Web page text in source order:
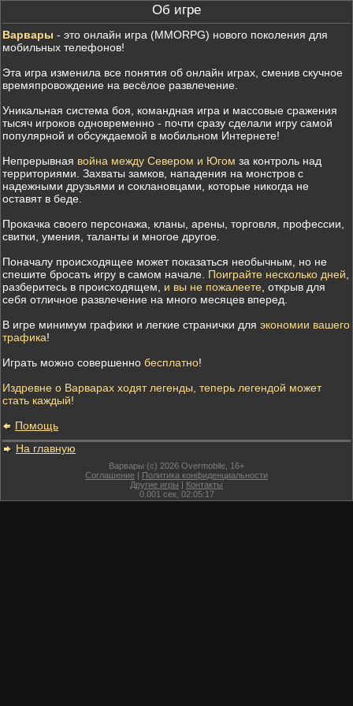
Об игре
Варвары - это онлайн игра (MMORPG) нового поколения для
мобильных телефонов!
Эта игра изменила все понятия об онлайн играх, сменив скучное
времяпровождение на весёлое развлечение.
Уникальная система боя, командная игра и массовые сражения
тысяч игроков одновременно - почти сразу сделали игру самой
популярной и обсуждаемой в мобильном Интернете!
Непрерывная война между Севером и Югом за контроль над
территориями. Захваты замков, нападения на монстров с
надежными друзьями и соклановцами, которые никогда не
оставят в беде.
Прокачка своего персонажа, кланы, арены, торговля, профессии,
свитки, умения, таланты и многое другое.
Поначалу происходящее может показаться необычным, но не
спешите бросать игру в самом начале. Поиграйте несколько дней
разберитесь в происходящем, и вы не пожалеете , открыв для
себя отличное развлечение на много месяцев вперед.
В игре минимум графики и легкие странички для экономии вашего
трафика!
Играть можно совершенно бесплатно!
Издревне о Варварах ходят легенды, теперь легендой может
стать каждый!
Помощь
На главную
Варвары (c) 2026 Overmobile, 16+
Соглашение | Политика конфиденциальности
Другие игры | Контакты
0.001 сек, 02:05:17